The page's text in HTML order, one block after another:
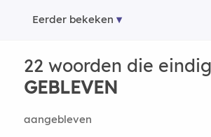
Eerder bekeken
22 woorden die
GEBLEVEN
aangebleven